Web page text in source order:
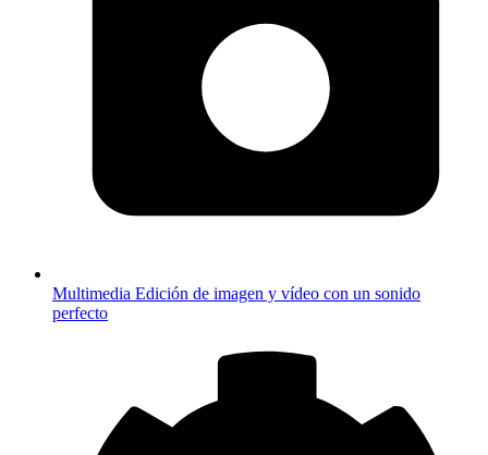
Multimedia Edición de imagen y vídeo con un sonido
perfecto